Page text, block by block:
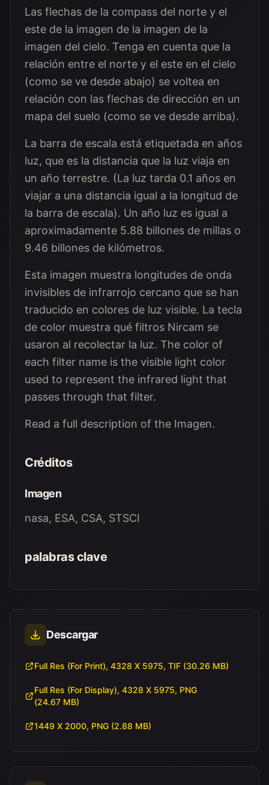
Las flechas de la compass del norte y el
este de la imagen de la imagen de la
imagen del cielo. Tenga en cuenta que la
relación entre el norte y el este en el cielo
(como se ve desde abajo) se voltea en
relación con las flechas de dirección en un
mapa del suelo (como se ve desde arriba).
La barra de escala está etiquetada en años
luz, que es la distancia que la luz viaja en
un año terrestre. (La luz tarda 0.1 años en
viajar a una distancia igual a la longitud de
la barra de escala). Un año luz es igual a
aproximadamente 5.88 billones de millas o
9.46 billones de kilómetros.
Esta imagen muestra longitudes de onda
invisibles de infrarrojo cercano que se han
traducido en colores de luz visible. La tecla
de color muestra qué filtros Nircam se
usaron al recolectar la luz. The color of
each filter name is the visible light color
used to represent the infrared light that
passes through that filter.
Read a full description of the Imagen.
Créditos
Imagen
nasa, ESA, CSA, STSCI
palabras clave
Descargar
Full Res (For Print), 4328 X 5975, TIF (30.26 MB)
Full Res (For Display), 4328 X 5975, PNG
(24.67 MB)
1449 X 2000, PNG (2.88 MB)